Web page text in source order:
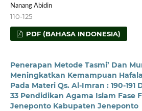
Nanang Abidin
110-125
PDF (BAHASA INDONESIA)
Penerapan Metode Tasmi’ Dan
Meningkatkan Kemampuan
Pada Materi Qs. Al-Imran : 190-191
33 Pendidikan Agama Islam Fase
Jeneponto Kabupaten Jeneponto